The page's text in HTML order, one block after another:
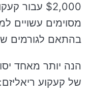
$2,000
מסוימים עשויים
בהתאם לגורמים
הנה יותר מאחד
של קעקוע ריאליזם: